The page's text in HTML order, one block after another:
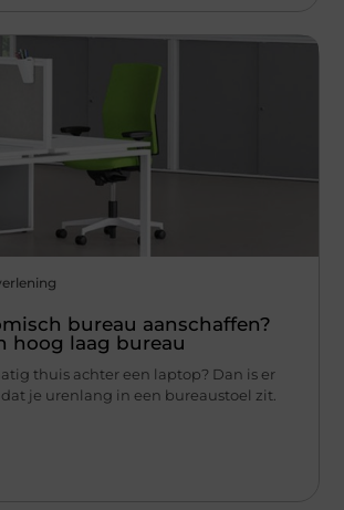
bureau aanschaffen?
hoog laag bureau
thuis achter een laptop? Dan is er
je urenlang in een bureaustoel zit.